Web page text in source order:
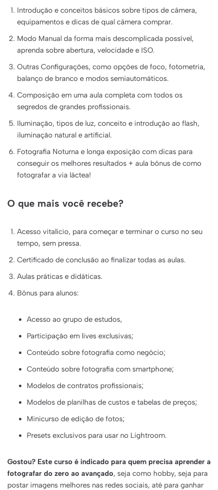
Introdução e conceitos básicos sobre tipos de câmera,
equipamentos e dicas de qual câmera comprar.
Modo Manual da forma mais descomplicada possível,
aprenda sobre abertura, velocidade e ISO.
Outras Configurações, como opções de foco, fotometria,
balanço de branco e modos semiautomáticos.
Composição em uma aula completa com todos os
segredos de grandes profissionais.
Iluminação, tipos de luz, conceito e introdução ao flash,
iluminação natural e artificial.
Fotografia Noturna e longa exposição com dicas para
conseguir os melhores resultados + aula bônus de como
fotografar a via láctea!
O que mais você recebe?
Acesso vitalício, para começar e terminar o curso no seu
tempo, sem pressa.
Certificado de conclusão ao finalizar todas as aulas.
Aulas práticas e didáticas.
Bônus para alunos:
Acesso ao grupo de estudos,
Participação em lives exclusivas;
Conteúdo sobre fotografia como negócio;
Conteúdo sobre fotografia com smartphone;
Modelos de contratos profissionais;
Modelos de planilhas de custos e tabelas de preços;
Minicurso de edição de fotos;
Presets exclusivos para usar no Lightroom.
Gostou? Este curso é indicado para quem precisa aprender a
fotografar do zero ao avançado, seja como hobby, seja para
postar imagens melhores nas redes sociais, até para ganhar